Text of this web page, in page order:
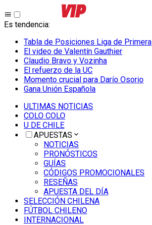
Es tendencia:
Tabla de Posiciones Liga de Primera
El video de Valentín Gauthier
Claudio Bravo y Vozinha
El refuerzo de la UC
Momento crucial para Darío Osorio
Gana Unión Española
ULTIMAS NOTICIAS
COLO COLO
U DE CHILE
APUESTAS
NOTICIAS
PRONÓSTICOS
GUÍAS
CÓDIGOS PROMOCIONALES
RESEÑAS
APUESTA DEL DÍA
SELECCIÓN CHILENA
FÚTBOL CHILENO
INTERNACIONAL